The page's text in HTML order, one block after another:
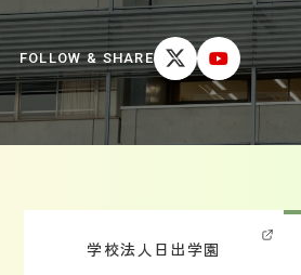
FOLLOW & SHARE
学校法人日出学園